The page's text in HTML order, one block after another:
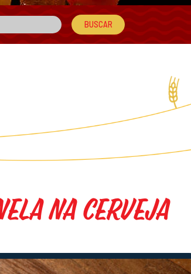
na Cerveja